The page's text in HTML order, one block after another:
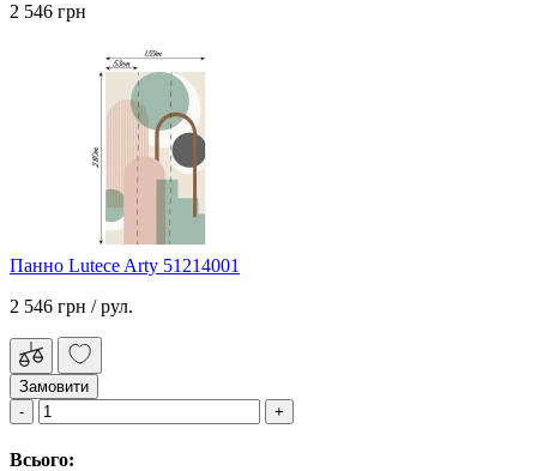
2 546 грн
Панно Lutece Arty 51214001
2 546 грн / рул.
Замовити
Всього: